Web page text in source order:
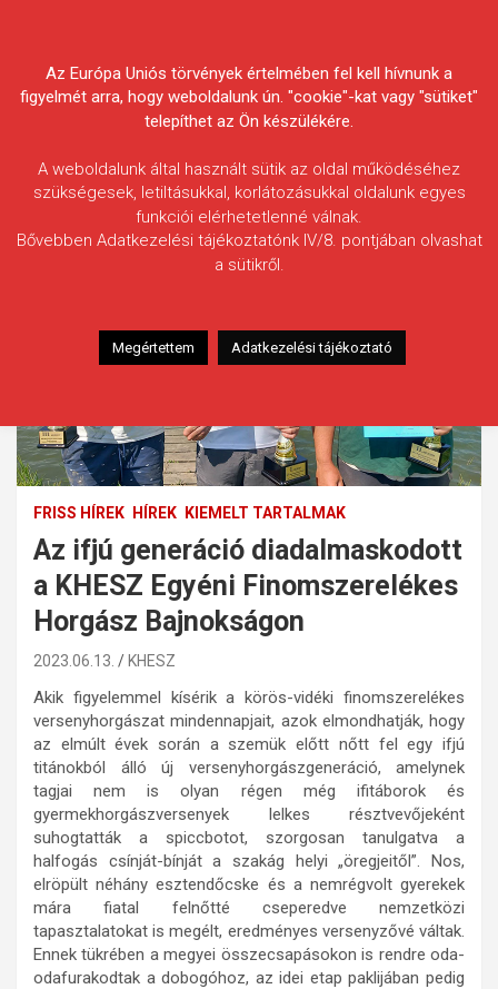
Egyesületek Szövetsége
FRISS HÍREK HÍREK KIEMELT TARTALMAK
Az ifjú generáció diadalmaskodott
a KHESZ Egyéni Finomszerelékes
Horgász Bajnokságon
2023.06.13. KHESZ
Akik figyelemmel kísérik a körös-vidéki finomszerelékes
versenyhorgászat mindennapjait, azok elmondhatják, hogy
az elmúlt évek során a szemük előtt nőtt fel egy ifjú
titánokból álló új versenyhorgászgeneráció, amelynek
tagjai nem is olyan régen még ifitáborok és
gyermekhorgászversenyek lelkes résztvevőjeként
suhogtatták a spiccbotot, szorgosan tanulgatva a
halfogás csínját-bínját a szakág helyi „öregjeitől”. Nos,
elröpült néhány esztendőcske és a nemrégvolt gyerekek
mára fiatal felnőtté cseperedve nemzetközi
tapasztalatokat is megélt, eredményes versenyzővé váltak.
Ennek tükrében a megyei összecsapásokon is rendre oda-
odafurakodtak a dobogóhoz, az idei etap paklijában pedig
Az Európa Uniós törvények értelmében fel kell hívnunk a
figyelmét arra, hogy weboldalunk ún. "cookie"-kat vagy "sütiket"
telepíthet az Ön készülékére.
A weboldalunk által használt sütik az oldal működéséhez
szükségesek, letiltásukkal, korlátozásukkal oldalunk egyes
funkciói elérhetetlenné válnak.
Bővebben Adatkezelési tájékoztatónk IV/8. pontjában olvashat
a sütikről.
Megértettem Adatkezelési tájékoztató